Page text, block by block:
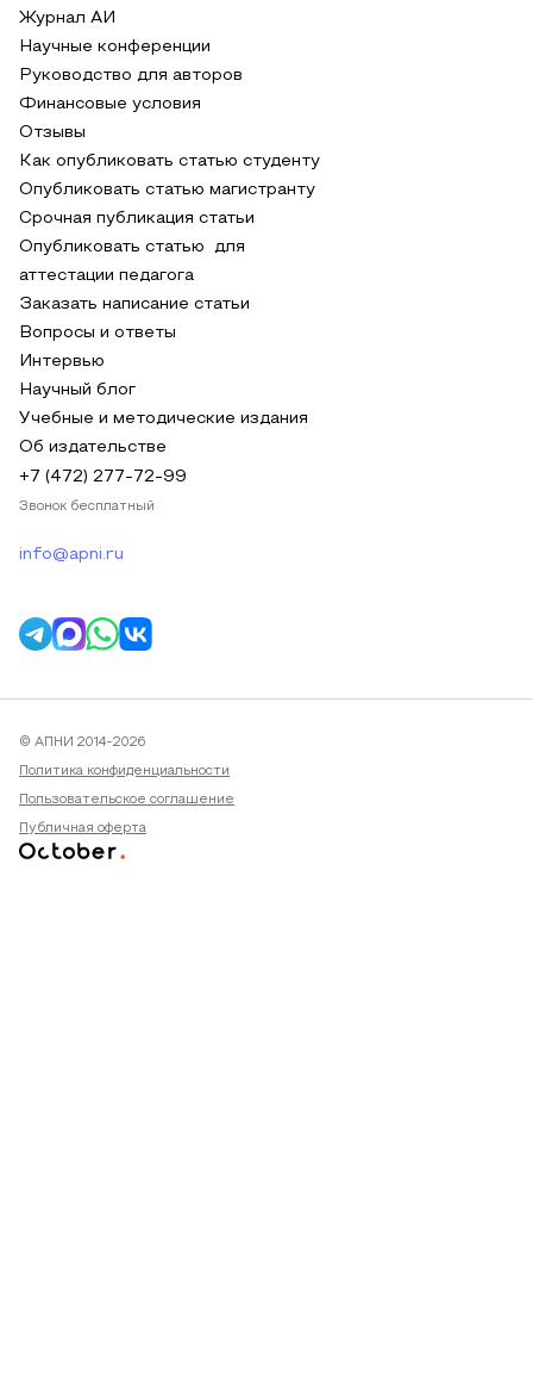
Журнал АИ
Научные конференции
Руководство для авторов
Финансовые условия
Отзывы
Как опубликовать статью студенту
Опубликовать статью магистранту
Срочная публикация статьи
Опубликовать статью для
аттестации педагога
Заказать написание статьи
Вопросы и ответы
Интервью
Научный блог
Учебные и методические издания
Об издательстве
+7 (472) 277-72-99
Звонок бесплатный
info@apni.ru
© АПНИ 2014-2026
Политика конфиденциальности
Пользовательское соглашение
Публичная оферта